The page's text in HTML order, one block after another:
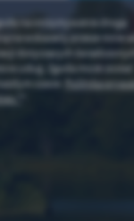
na otrzymywanie drogą
na wskazany przeze mnie
dotyczących
usług. Zgoda może zostać
czasie.
Polityka
*